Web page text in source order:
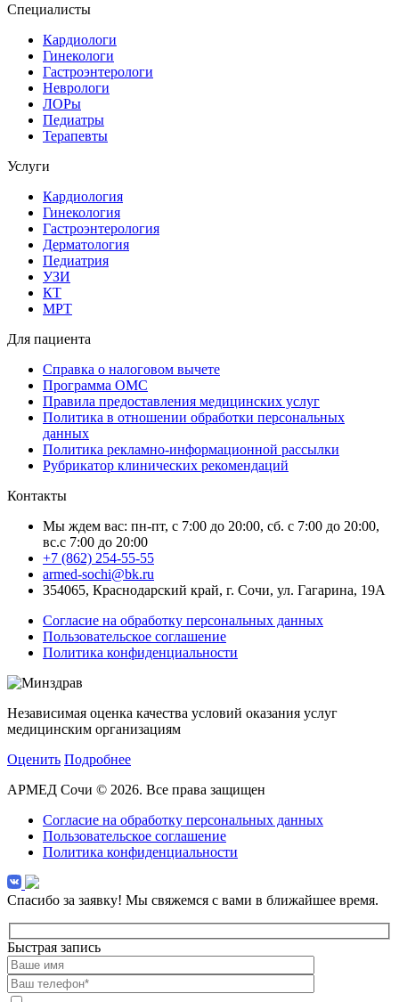
Специалисты
Кардиологи
Гинекологи
Гастроэнтерологи
Неврологи
ЛОРы
Педиатры
Терапевты
Услуги
Кардиология
Гинекология
Гастроэнтерология
Дерматология
Педиатрия
УЗИ
КТ
МРТ
Для пациента
Справка о налоговом вычете
Программа ОМС
Правила предоставления медицинских услуг
Политика в отношении обработки персональных
данных
Политика рекламно-информационной рассылки
Рубрикатор клинических рекомендаций
Контакты
Мы ждем вас: пн-пт, с 7:00 до 20:00, сб. с 7:00 до 20:00,
вс.с 7:00 до 20:00
+7 (862) 254-55-55
armed-sochi@bk.ru
354065, Краснодарский край, г. Сочи, ул. Гагарина, 19А
Согласие на обработку персональных данных
Пользовательское соглашение
Политика конфиденциальности
Независимая оценка качества условий оказания услуг
медицинским организациям
Оценить Подробнее
АРМЕД Сочи © 2026. Все права защищен
Согласие на обработку персональных данных
Пользовательское соглашение
Политика конфиденциальности
Спасибо за заявку! Мы свяжемся с вами в ближайшее время.
Быстрая запись